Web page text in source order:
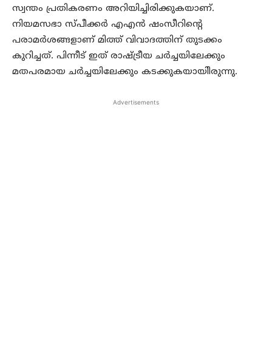
സ്വന്തം പ്രതികരണം അറിയിച്ചിരിക്കുകയാണ്.
നിയമസഭാ സ്പീക്കർ എഎൻ ഷംസീറിന്റെ
പരാമർശങ്ങളാണ് മിത്ത് വിവാദത്തിന് തുടക്കം
കുറിച്ചത്. പിന്നീട് ഇത് രാഷ്ട്രീയ ചർച്ചയിലേക്കും
മതപരമായ ചർച്ചയിലേക്കും കടക്കുകയായിിരുന്നു.
Advertisements